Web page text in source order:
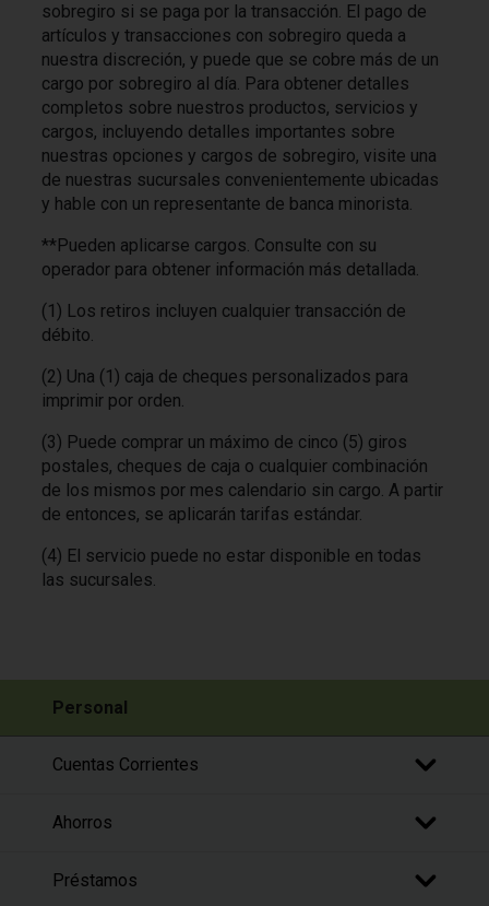
sobregiro si se paga por la transacción. El pago de
artículos y transacciones con sobregiro queda a
nuestra discreción, y puede que se cobre más de un
cargo por sobregiro al día. Para obtener detalles
completos sobre nuestros productos, servicios y
cargos, incluyendo detalles importantes sobre
nuestras opciones y cargos de sobregiro, visite una
de nuestras sucursales convenientemente ubicadas
y hable con un representante de banca minorista.
**Pueden aplicarse cargos. Consulte con su
operador para obtener información más detallada.
(1) Los retiros incluyen cualquier transacción de
débito.
(2) Una (1) caja de cheques personalizados para
imprimir por orden.
(3) Puede comprar un máximo de cinco (5) giros
postales, cheques de caja o cualquier combinación
de los mismos por mes calendario sin cargo. A partir
de entonces, se aplicarán tarifas estándar.
(4) El servicio puede no estar disponible en todas
las sucursales.
Personal
Cuentas Corrientes
Ahorros
Préstamos